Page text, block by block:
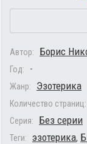
Автор: Борис
Год: -
Жанр: Эзотерика
Количество страниц:
Серия: Без серии
Теги: эзотерика,